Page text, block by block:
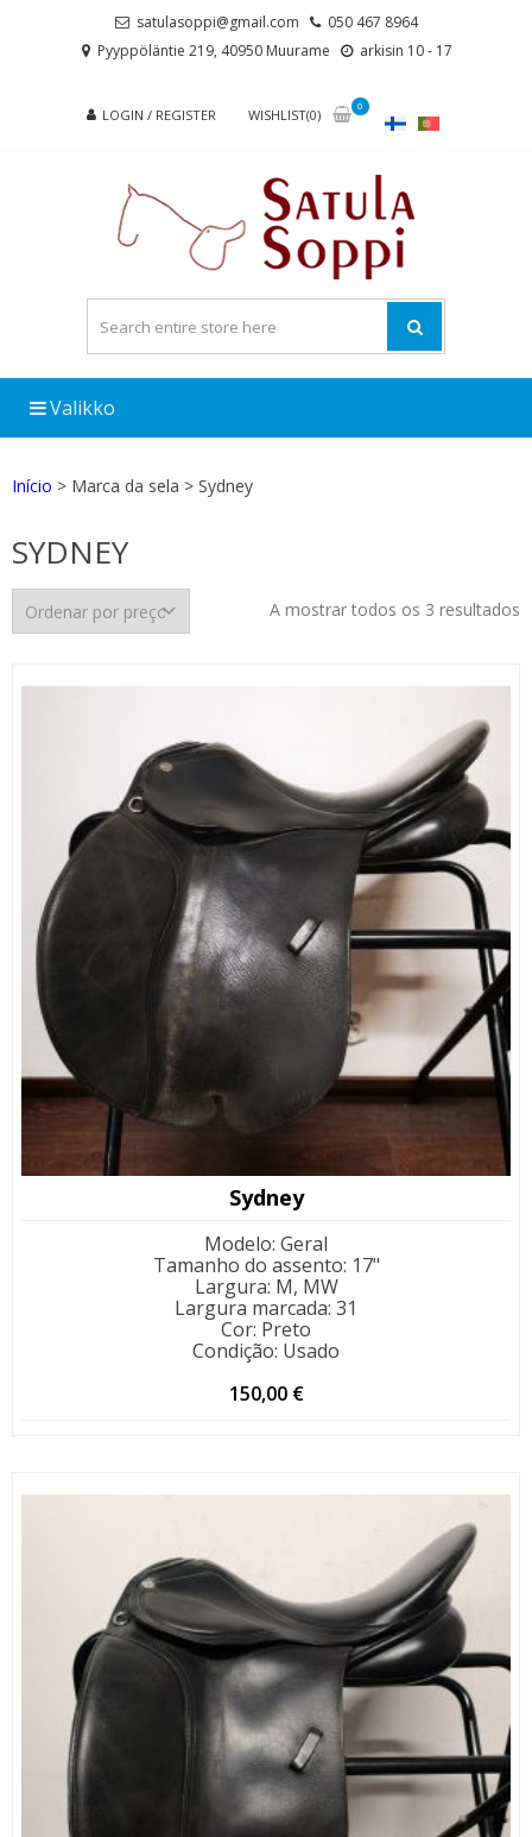
satulasoppi@gmail.com
050 467 8964
Pyyppöläntie 219, 40950 Muurame
arkisin 10 - 17
LOGIN / REGISTER WISHLIST(0)
0
Valikko
Início > Marca da sela > Sydney
SYDNEY
A mostrar todos os 3 resultados
Sydney
Modelo: Geral
Tamanho do assento: 17"
Largura: M, MW
Largura marcada: 31
Cor: Preto
Condição: Usado
150,00 €